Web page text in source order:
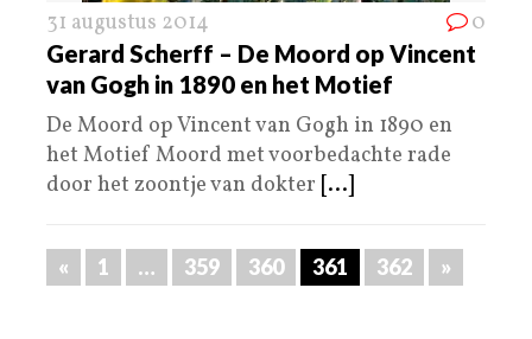
31 augustus 2014 0
Gerard Scherff – De Moord op Vincent
van Gogh in 1890 en het Motief
De Moord op Vincent van Gogh in 1890 en
het Motief Moord met voorbedachte rade
door het zoontje van dokter [...]
« 1 … 359 360 361 362 »